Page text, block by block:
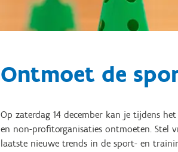
Ontmoet de
Op zaterdag 14 december kan je tijdens
en non-profitorganisaties ontmoeten. Stel
laatste nieuwe trends in de sport- en